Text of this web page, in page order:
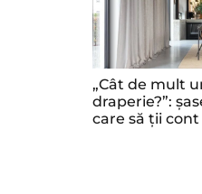
„Cât de mult
draperie?”:
care să ții cont